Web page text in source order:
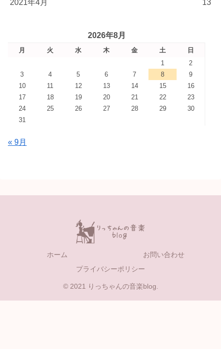
2021年4月 13
2026年8月
月 火 水 木 金 土
日
1
2
3
4 5 6 7 8
9
10
11 12 13 14 15
16
17
18 19 20 21 22
23
24
25 26 27 28 29
30
31
« 9月
ホーム
お問い合わせ
プライバシーポリシー
© 2021 りっちゃんの音楽blog.